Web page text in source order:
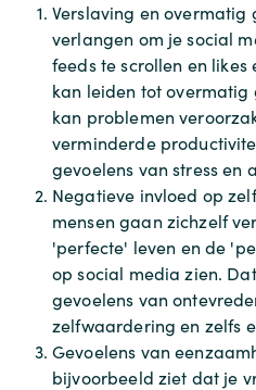
Verslaving en overmatig
verlangen om je social
feeds te scrollen en
kan leiden tot
kan problemen
verminderde
gevoelens van stress en
Negatieve invloed op
mensen gaan zichzelf
'perfecte' leven en de
op social media zien.
gevoelens van
zelfwaardering en zelfs
Gevoelens van
bijvoorbeeld ziet dat je